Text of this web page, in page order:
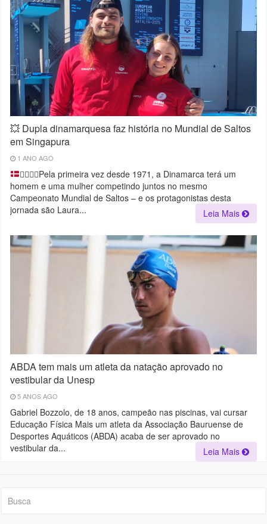
💥 Dupla dinamarquesa faz história no Mundial de Saltos
em Singapura
1 ANO AGO
🤸‍♀️🤸‍♂️Pela primeira vez desde 1971, a Dinamarca terá um
homem e uma mulher competindo juntos no mesmo
Campeonato Mundial de Saltos – e os protagonistas desta
jornada são Laura...
Leia Mais
ABDA tem mais um atleta da natação aprovado no
vestibular da Unesp
5 ANOS AGO
Gabriel Bozzolo, de 18 anos, campeão nas piscinas, vai cursar
Educação Física Mais um atleta da Associação Bauruense de
Desportes Aquáticos (ABDA) acaba de ser aprovado no
vestibular da...
Leia Mais